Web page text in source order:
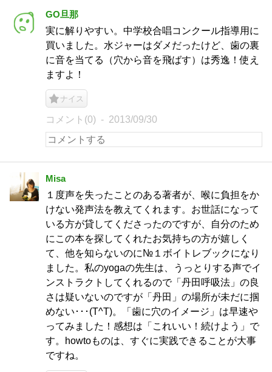
GO旦那
実に解りやすい。中学校合唱コンクール指導用に
買いました。水ジャーはダメだったけど、歯の裏
に音を当てる（穴から音を飛ばす）は秀逸！使え
ますよ！
ナイス
コメント(0) 2013/09/30
Misa
１度声を失ったことのある著者が、喉に負担をか
けない発声法を教えてくれます。お世話になって
いる方が貸してくださったのですが、自分のため
にこの本を探してくれたお気持ちの方が嬉しく
て、他を知らないのに№１ボイトレブックになり
ました。私のyogaの先生は、うっとりする声でイ
ンストラクトしてくれるので「丹田呼吸法」の良
さは疑いないのですが「丹田」の場所が未だに掴
めない･･･(T^T)。「歯に穴のイメージ」は早速や
ってみました！感想は「これいい！続けよう」で
す。howtoものは、すぐに実践できることが大事
ですね。